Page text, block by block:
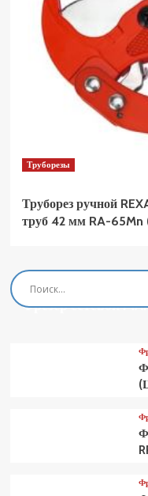
Труборезы
Труборез ручной
труб 42 мм RA-
Фрезеры
Фрезер сетевой